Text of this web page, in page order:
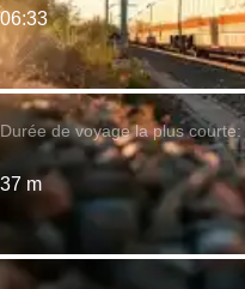
Durée de voyage la plus courte:
37 m
06:33